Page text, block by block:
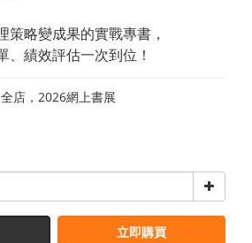
策略變成果的實戰專書，
、績效評估一次到位！
全店，2026網上書展
立即購買